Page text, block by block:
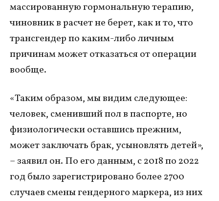
массированную гормональную терапию,
чиновник в расчет не берет, как и то, что
трансгендер по каким-либо личным
причинам может отказаться от операции
вообще.
«Таким образом, мы видим следующее:
человек, сменивший пол в паспорте, но
физиологически оставшись прежним,
может заключать брак, усыновлять детей»,
– заявил он. По его данным, с 2018 по 2022
год было зарегистрировано более 2700
случаев смены гендерного маркера, из них